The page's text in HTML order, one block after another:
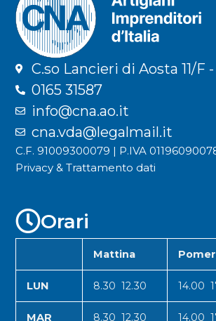
C.so Lancieri di Aosta 11/F -
0165 31587
info@cna.ao.it
cna.vda@legalmail.it
C.F. 91009300079 | P.IVA
Privacy & Trattamento dati
Orari
Mattina
LUN 8.30 12.30 14.00
MAR 8.30 12.30 14.00